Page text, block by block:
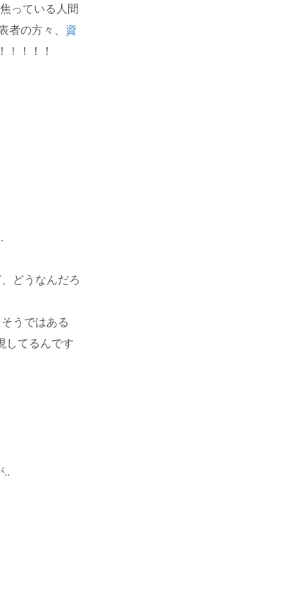
っている人間
の方々、 資
！！！！
どうなんだろ
うではある
してるんです
..